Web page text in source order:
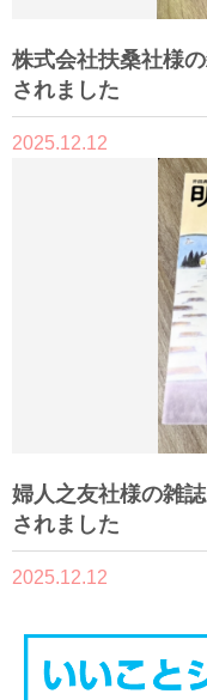
株式会社扶桑社様
されました
2025.12.12
婦人之友社様の雑
されました
2025.12.12